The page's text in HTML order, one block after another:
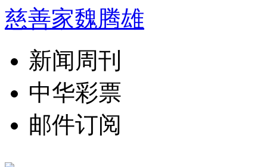
慈善家魏腾雄
新闻周刊
中华彩票
邮件订阅